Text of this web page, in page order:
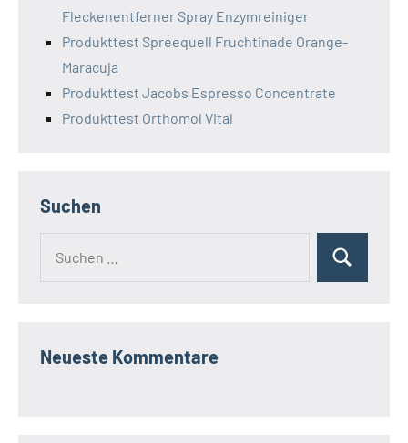
Fleckenentferner Spray Enzymreiniger
Produkttest Spreequell Fruchtinade Orange-
Maracuja
Produkttest Jacobs Espresso Concentrate
Produkttest Orthomol Vital
Suchen
Suchen
Neueste Kommentare